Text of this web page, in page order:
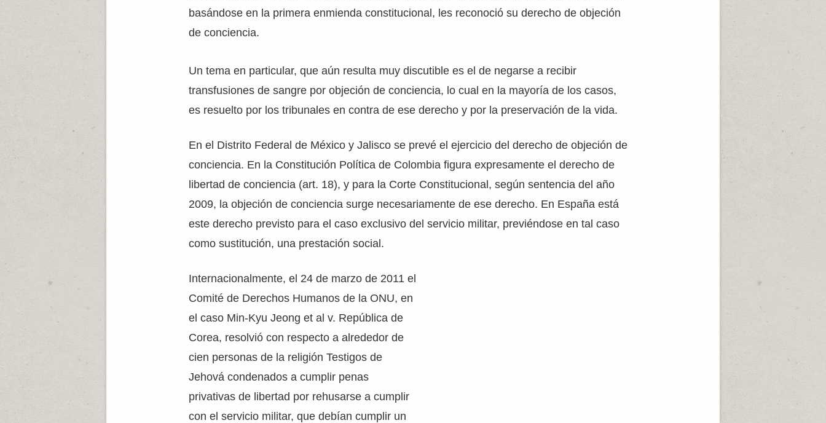
basándose en la primera enmienda constitucional, les reconoció su derecho de objeción
de conciencia.
Un tema en particular, que aún resulta muy discutible es el de negarse a recibir
transfusiones de sangre por objeción de conciencia, lo cual en la mayoría de los casos,
es resuelto por los tribunales en contra de ese derecho y por la preservación de la vida.
En el Distrito Federal de México y Jalisco se prevé el ejercicio del derecho de objeción de
conciencia. En la Constitución Política de Colombia figura expresamente el derecho de
libertad de conciencia (art. 18), y para la Corte Constitucional, según sentencia del año
2009, la objeción de conciencia surge necesariamente de ese derecho. En España está
este derecho previsto para el caso exclusivo del servicio militar, previéndose en tal caso
como sustitución, una prestación social.
Internacionalmente, el 24 de marzo de 2011 el
Comité de Derechos Humanos de la ONU, en
el caso Min-Kyu Jeong et al v. República de
Corea, resolvió con respecto a alrededor de
cien personas de la religión Testigos de
Jehová condenados a cumplir penas
privativas de libertad por rehusarse a cumplir
con el servicio militar, que debían cumplir un